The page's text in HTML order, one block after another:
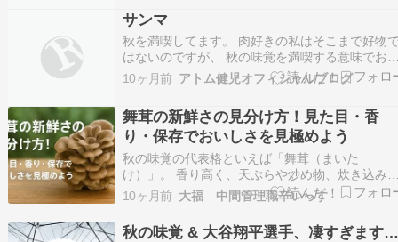
モの収穫している様子を描く」 としました。 そ
れ…
サンマ
秋を満喫してます。 肉好きの私はそこまで好物
はないのですが、 秋の味覚を満喫する意味でお
しくいただきました。 反対に私の妻はサンマが
好物のようで、 それはそれはおしそうに食べて
で、 好調な水揚げが続いてるそうです。 海流の
変…
10ヶ月前 アトム健児オフィシャルブログ
舞茸の新鮮さの見分け方！見た目・香
り・保存でおいしさを見極めよう
秋の味覚の代表格といえば「舞茸（まいた
け）」。 香り高く、天ぷらや炒め物、炊き込み
飯などに大活躍するきのこですが、スーパーなど
で選ぶときに「どれが新鮮なのか分からない…」
と迷う人も多いのではないでしょうか？ この記
では、舞茸の新鮮さを見分けるポイントや、鮮度
10ヶ月前 大福 中間管理職辛いっす
秋の味覚 & 大谷翔平選手、凄すぎます…